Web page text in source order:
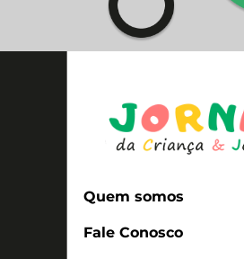
Quem somos
Fale Conosco